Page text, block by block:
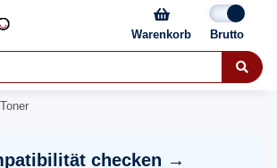
Warenkorb
checken →